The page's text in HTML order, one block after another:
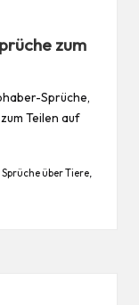
zum
Sprüche,
Teilen auf
,Sprüche über Tiere